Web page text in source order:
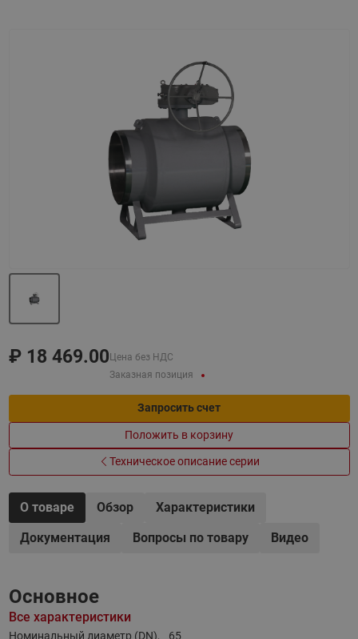
₽ 18 469.00 Цена без НДС
Заказная позиция
Запросить счет
Положить в корзину
Техническое описание серии
О товаре Обзор
Характеристики
Документация
Вопросы по товару Видео
Основное
Все характеристики
Номинальный диаметр (DN),
65